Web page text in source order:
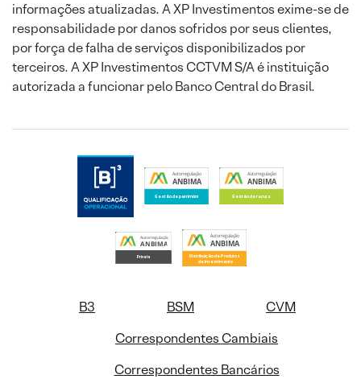
informações atualizadas. A XP Investimentos exime-se de
responsabilidade por danos sofridos por seus clientes,
por força de falha de serviços disponibilizados por
terceiros. A XP Investimentos CCTVM S/A é instituição
autorizada a funcionar pelo Banco Central do Brasil.
B3 BSM
CVM
Correspondentes Cambiais
Correspondentes Bancários